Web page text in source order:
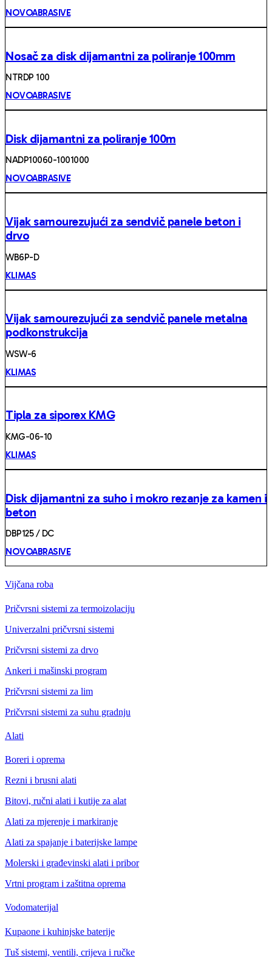
NOVOABRASIVE
Nosač za disk dijamantni za poliranje 100mm
NTRDP 100
NOVOABRASIVE
Disk dijamantni za poliranje 100m
NADP10060-1001000
NOVOABRASIVE
Vijak samourezujući za sendvič panele beton i
drvo
WB6P-D
KLIMAS
Vijak samourezujući za sendvič panele metalna
podkonstrukcija
WSW-6
KLIMAS
Tipla za siporex KMG
KMG-06-10
KLIMAS
Disk dijamantni za suho i mokro rezanje za kamen i
beton
DBP125 / DC
NOVOABRASIVE
Vijčana roba
Pričvrsni sistemi za termoizolaciju
Univerzalni pričvrsni sistemi
Pričvrsni sistemi za drvo
Ankeri i mašinski program
Pričvrsni sistemi za lim
Pričvrsni sistemi za suhu gradnju
Alati
Boreri i oprema
Rezni i brusni alati
Bitovi, ručni alati i kutije za alat
Alati za mjerenje i markiranje
Alati za spajanje i baterijske lampe
Molerski i građevinski alati i pribor
Vrtni program i zaštitna oprema
Vodomaterijal
Kupaone i kuhinjske baterije
Tuš sistemi, ventili, crijeva i ručke